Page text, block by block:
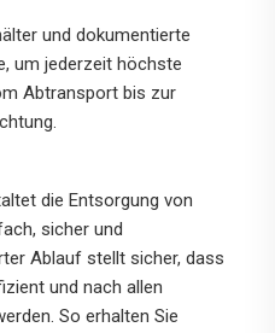
und dokumentierte
um jederzeit höchste
Abtransport bis zur
die Entsorgung von
sicher und
Ablauf stellt sicher, dass
und nach allen
So erhalten Sie